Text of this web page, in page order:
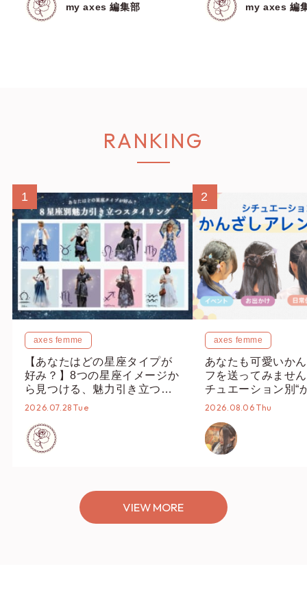
my axes 編集部 my axes 編
RANKING
1
axes femme
【あなたはどの星座タイプが
好み？】8つの星座イメージか
ら見つける、魅力引き立つス
タイリング♡
2026.07.28 Tue
2
axes femme
あなたも可愛いか
フを送ってみませ
チュエーション別“
オススメ【ショッ
2026.08.06 Thu
VIEW MORE